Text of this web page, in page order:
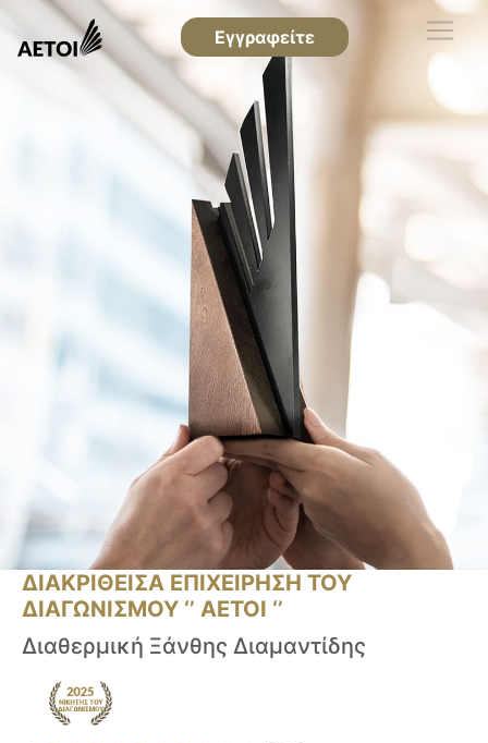
Εγγραφείτε
ΔΙΑΚΡΙΘΕΙΣΑ ΕΠΙΧΕΙΡΗΣΗ ΤΟΥ
ΔΙΑΓΩΝΙΣΜΟΥ ‘’ ΑΕΤΟΙ ‘’
Διαθερμική Ξάνθης Διαμαντίδης